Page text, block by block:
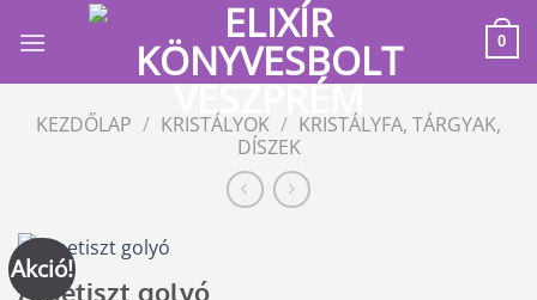
0
KEZDŐLAP / KRISTÁLYOK / KRISTÁLYFA, TÁRGYAK,
DÍSZEK
Akció!
Ametiszt golyó